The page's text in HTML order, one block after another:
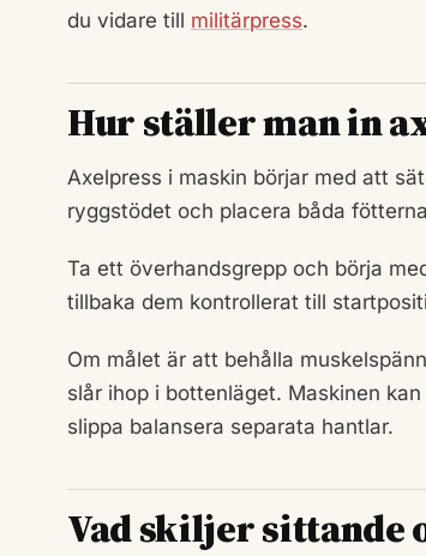
du vidare till militärpress.
Hur ställer man in
Axelpress i maskin börjar med att
ryggstödet och placera båda
Ta ett överhandsgrepp och börja
tillbaka dem kontrollerat till
Om målet är att behålla
slår ihop i bottenläget. Maskinen
slippa balansera separata hantlar.
Vad skiljer sittande